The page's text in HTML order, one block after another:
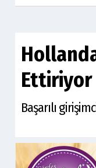
Ettiriyor
Başarılı